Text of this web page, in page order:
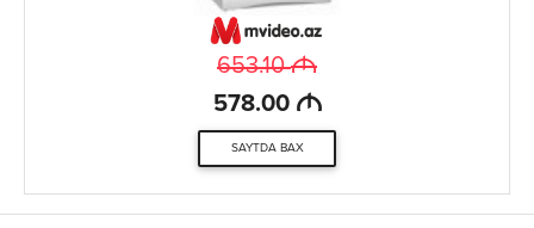
653.10M
578.00 M
SAYTDA BAX